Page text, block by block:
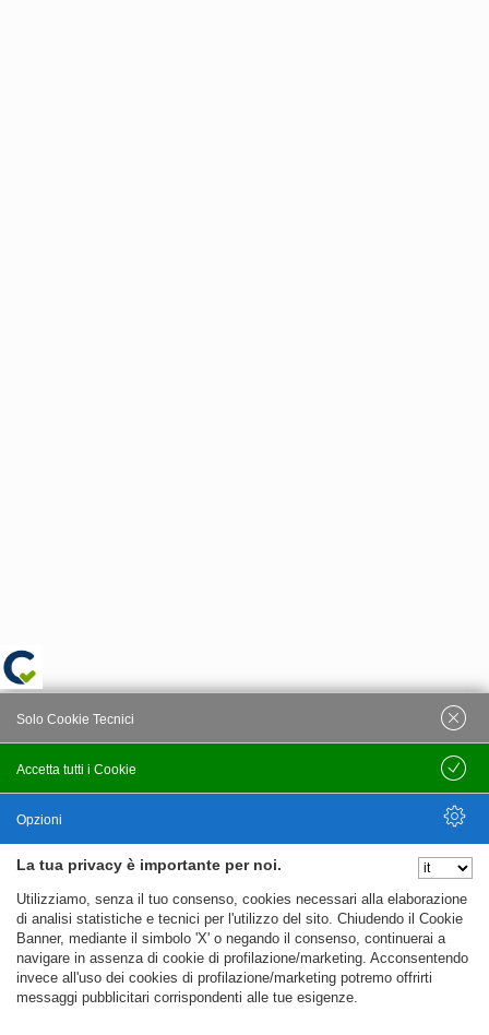
La tua privacy è importante per noi.
Utilizziamo, senza il tuo consenso, cookies necessari alla elaborazione
di analisi statistiche e tecnici per l'utilizzo del sito. Chiudendo il Cookie
Banner, mediante il simbolo 'X' o negando il consenso, continuerai a
navigare in assenza di cookie di profilazione/marketing. Acconsentendo
invece all'uso dei cookies di profilazione/marketing potremo offrirti
messaggi pubblicitari corrispondenti alle tue esigenze.
Accetta tutti i Cookie
Solo Cookie Tecnici
Salva
Opzioni
Nascondi Opzioni